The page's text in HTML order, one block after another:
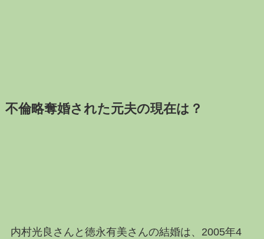
不倫略奪婚された元夫の現在は？
内村光良さんと徳永有美さんの結婚は、2005年4